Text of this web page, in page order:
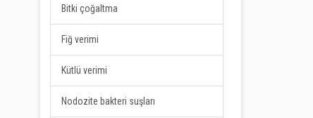
Bitki çoğaltma
Fiğ verimi
Kütlü verimi
Nodozite bakteri suşları